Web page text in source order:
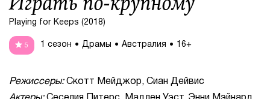
Playing for Keeps (2018)
5 1 сезон Драмы Австралия 16+
Режиссеры:Скотт Мейджор, Сиан Дейвис